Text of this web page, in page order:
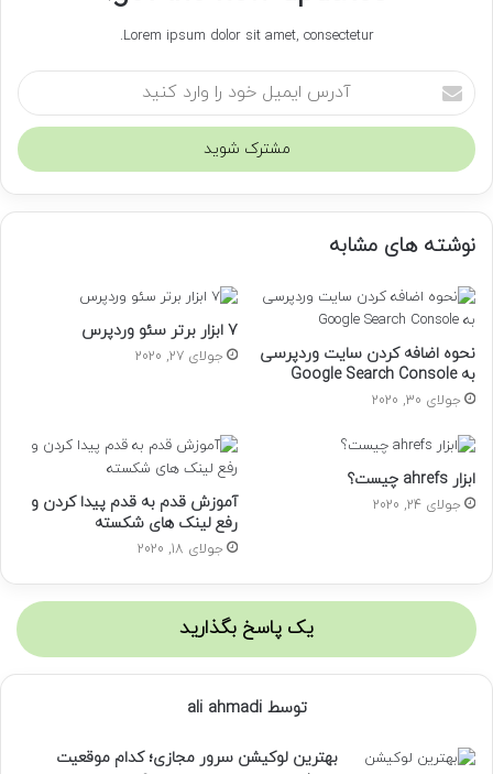
Lorem ipsum dolor sit amet, consectetur.
آ
د
س
ی
ی
خ
ر
ا
و
ر
د
ک
نوشته های مشابه
نحوه اضافه کردن سایت وردپرسی
به Google Search Console
جولای 30, 2020
7 ابزار برتر سئو وردپرس
جولای 27, 2020
ابزار ahrefs چیست؟
جولای 24, 2020
آموزش قدم به قدم پیدا کردن و
رفع لینک های شکسته
جولای 18, 2020
یک پاسخ بگذارید
توسط ali ahmadi
بهترین لوکیشن سرور مجازی؛ کدام موقعیت